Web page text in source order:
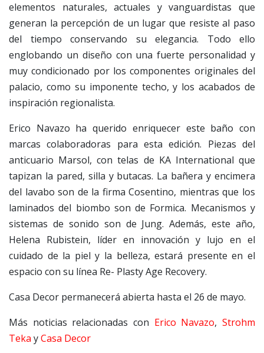
elementos naturales, actuales y vanguardistas que
generan la percepción de un lugar que resiste al paso
del tiempo conservando su elegancia. Todo ello
englobando un diseño con una fuerte personalidad y
muy condicionado por los componentes originales del
palacio, como su imponente techo, y los acabados de
inspiración regionalista.
Erico Navazo ha querido enriquecer este baño con
marcas colaboradoras para esta edición. Piezas del
anticuario Marsol, con telas de KA International que
tapizan la pared, silla y butacas. La bañera y encimera
del lavabo son de la firma Cosentino, mientras que los
laminados del biombo son de Formica. Mecanismos y
sistemas de sonido son de Jung. Además, este año,
Helena Rubistein, líder en innovación y lujo en el
cuidado de la piel y la belleza, estará presente en el
espacio con su línea Re- Plasty Age Recovery.
Casa Decor permanecerá abierta hasta el 26 de mayo.
Más noticias relacionadas con Erico Navazo,Strohm
Teka yCasa Decor